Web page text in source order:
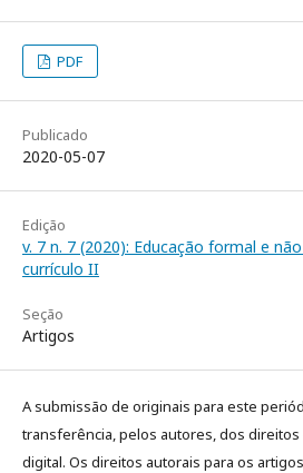
PDF
Publicado
2020-05-07
Edição
v. 7 n. 7 (2020): Educação formal e
currículo II
Seção
Artigos
A submissão de originais para este
transferência, pelos autores, dos
digital. Os direitos autorais para os